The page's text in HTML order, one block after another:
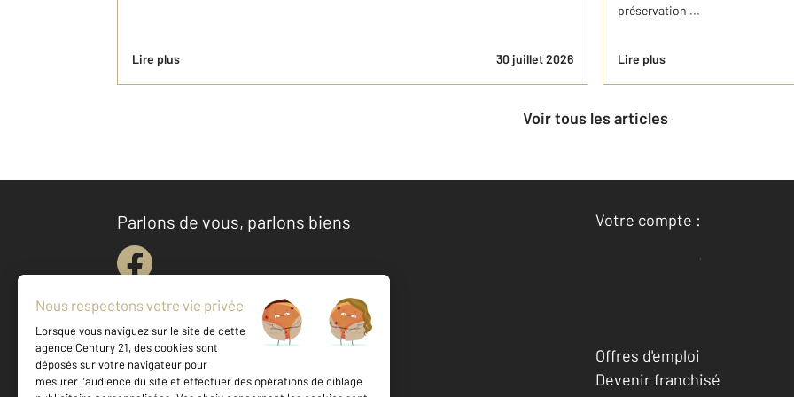
Lire plus 30 juillet 2026
préservation ...
Lire plus
Voir tous les articles
Parlons de vous, parlons biens
Votre compte :
Accéder à mon compte
Offres d'emploi
Devenir franchisé